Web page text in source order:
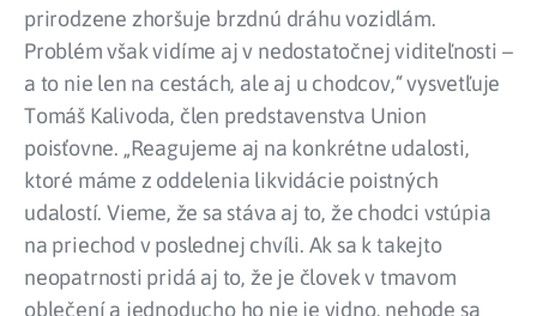
prirodzene zhoršuje brzdnú dráhu vozidlám.
Problém však vidíme aj v nedostatočnej viditeľnosti –
a to nie len na cestách, ale aj u chodcov,“ vysvetľuje
Tomáš Kalivoda, člen predstavenstva Union
poisťovne. „Reagujeme aj na konkrétne udalosti,
ktoré máme z oddelenia likvidácie poistných
udalostí. Vieme, že sa stáva aj to, že chodci vstúpia
na priechod v poslednej chvíli. Ak sa k takejto
neopatrnosti pridá aj to, že je človek v tmavom
oblečení a jednoducho ho nie je vidno, nehode sa